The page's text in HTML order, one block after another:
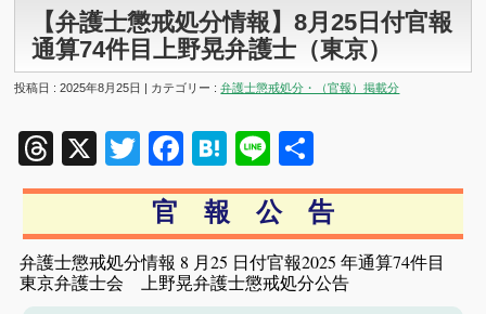
【弁護士懲戒処分情報】8月25日付官報
通算74件目上野晃弁護士（東京）
投稿日 : 2025年8月25日 | カテゴリー :弁護士懲戒処分・（官報）掲載分
Threads
X TwitterFacebook
Hatena
Line
有
官 報 公 告
弁護士懲戒処分情報 8 月25 日付官報2025 年通算74件目
東京弁護士会 上野晃弁護士懲戒処分公告